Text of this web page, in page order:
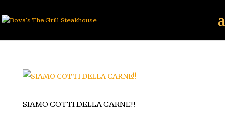
SIAMO COTTI DELLA CARNE!!